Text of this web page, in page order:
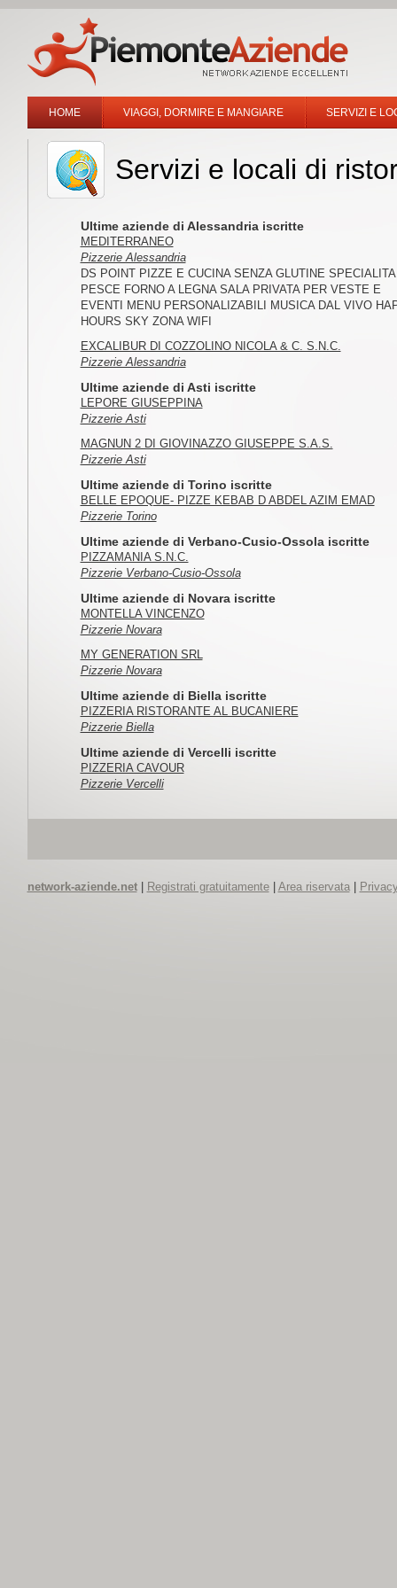
HOME VIAGGI, DORMIRE E MANGIARE SERVIZI E
Servizi e locali di
Ultime aziende di Alessandria iscritte
MEDITERRANEO
Pizzerie Alessandria
DS POINT PIZZE E CUCINA SENZA GLUTINE SPECIALITA
PESCE FORNO A LEGNA SALA PRIVATA PER VESTE E
EVENTI MENU PERSONALIZABILI MUSICA DAL VIVO
HOURS SKY ZONA WIFI
EXCALIBUR DI COZZOLINO NICOLA & C. S.N.C.
Pizzerie Alessandria
Ultime aziende di Asti iscritte
LEPORE GIUSEPPINA
Pizzerie Asti
MAGNUN 2 DI GIOVINAZZO GIUSEPPE S.A.S.
Pizzerie Asti
Ultime aziende di Torino iscritte
BELLE EPOQUE- PIZZE KEBAB D ABDEL AZIM EMAD
Pizzerie Torino
Ultime aziende di Verbano-Cusio-Ossola iscritte
PIZZAMANIA S.N.C.
Pizzerie Verbano-Cusio-Ossola
Ultime aziende di Novara iscritte
MONTELLA VINCENZO
Pizzerie Novara
MY GENERATION SRL
Pizzerie Novara
Ultime aziende di Biella iscritte
PIZZERIA RISTORANTE AL BUCANIERE
Pizzerie Biella
Ultime aziende di Vercelli iscritte
PIZZERIA CAVOUR
Pizzerie Vercelli
network-aziende.net| Registrati gratuitamente| Area riservata|